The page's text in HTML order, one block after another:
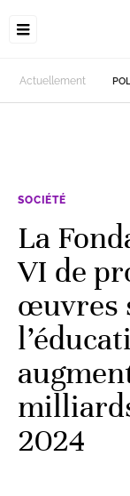
Actuellement
SOCIÉTÉ
La
VI de
œuvres
2024